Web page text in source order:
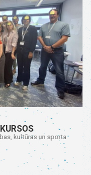
kultūras un sporta